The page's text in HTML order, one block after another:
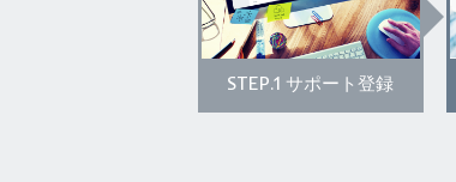
STEP.1 サポート登録